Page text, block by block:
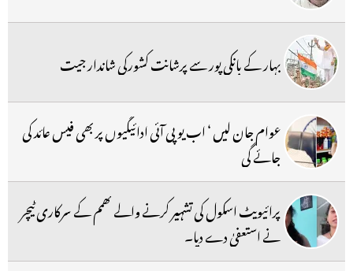
بہار کے بانکی پور سے پرشانت کشورکی شاندار جیت
عوام جان لیں ‘ اب یو پی آئی ادائیگیوں پر بھی فیس عائد کی
جائے گی
پرائیویٹ اسکول کی تشہیر کرنے والے کھمم کے سرکاری ٹیچر
نے استعفیٰ دے دیا۔